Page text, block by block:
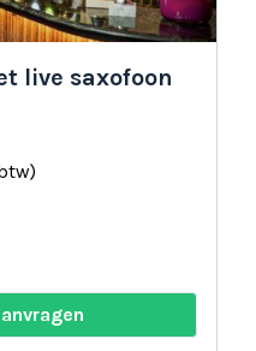
live saxofoon